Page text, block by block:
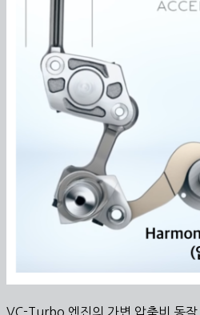
VC-Turbo 엔진의 가변 압축비 동